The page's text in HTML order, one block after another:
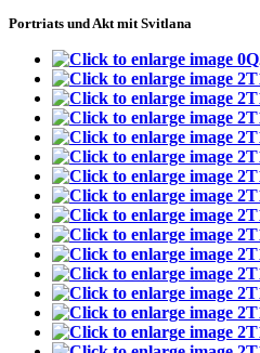
Portriats und Akt mit Svitlana